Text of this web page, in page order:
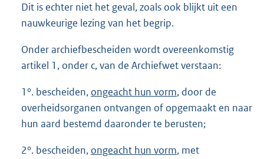
Dit is echter niet het geval, zoals ook blijkt uit een
nauwkeurige lezing van het begrip.
Onder archiefbescheiden wordt overeenkomstig
artikel 1, onder c, van de Archiefwet verstaan:
1°. bescheiden, ongeacht hun vorm, door de
overheidsorganen ontvangen of opgemaakt en naar
hun aard bestemd daaronder te berusten;
2°. bescheiden, ongeacht hun vorm, met